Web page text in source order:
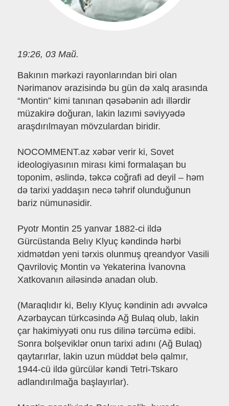
19:26, 03 Май.
Bakının mərkəzi rayonlarından biri olan
Nərimanov ərazisində bu gün də xalq arasında
“Montin” kimi tanınan qəsəbənin adı illərdir
müzakirə doğuran, lakin lazımi səviyyədə
araşdırılmayan mövzulardan biridir.
NOCOMMENT.az xəbər verir ki, Sovet
ideologiyasının mirası kimi formalaşan bu
toponim, əslində, təkcə coğrafi ad deyil – həm
də tarixi yaddaşın necə təhrif olunduğunun
bariz nümunəsidir.
Pyotr Montin 25 yanvar 1882-ci ildə
Gürcüstanda Belıy Klyuç kəndində hərbi
xidmətdən yeni tərxis olunmuş qreandyor Vasili
Qavriloviç Montin və Yekaterina İvanovna
Xatkovanın ailəsində anadan olub.
(Maraqlıdır ki, Belıy Klyuç kəndinin adı əvvəlcə
Azərbaycan türkcəsində Ağ Bulaq olub, lakin
çar hakimiyyəti onu rus dilinə tərcümə edibi.
Sonra bolşeviklər onun tarixi adını (Ağ Bulaq)
qaytarırlar, lakin uzun müddət belə qalmır,
1944-cü ildə gürcülər kəndi Tetri-Tskaro
adlandırılmağa başlayırlar).